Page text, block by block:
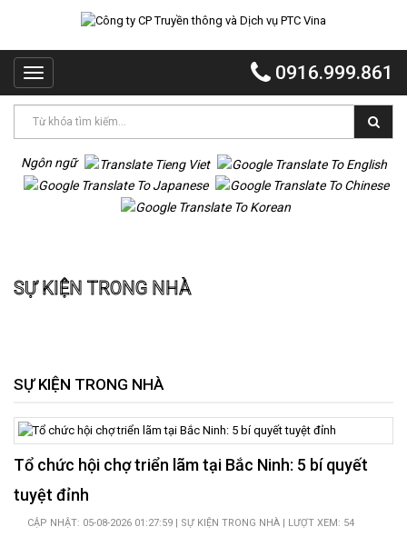
Toggle
navigation
0916.999.861
PTC
PTC
EVENT
PTC
VOI
DỰ
ÁN
LIÊN
Ngôn ngữ
SỰ KIỆN TRONG NHÀ
SỰ KIỆN TRONG NHÀ
Tổ chức hội chợ triển lãm tại Bắc Ninh: 5 bí quyết
tuyệt đỉnh
CẬP NHẬT: 05-08-2026 01:27:59 | SỰ KIỆN TRONG NHÀ | LƯỢT XEM: 54